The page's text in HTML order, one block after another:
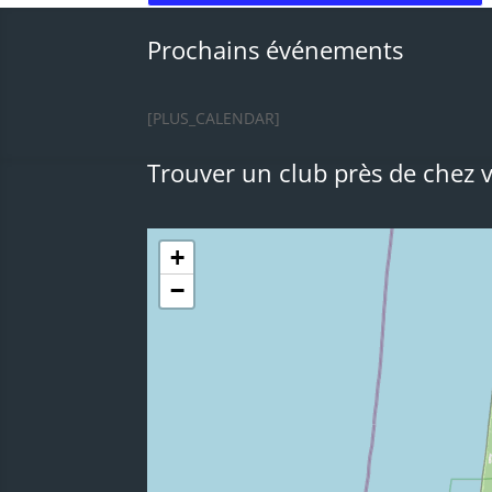
Prochains événements
[PLUS_CALENDAR]
Trouver un club près de chez
+
−